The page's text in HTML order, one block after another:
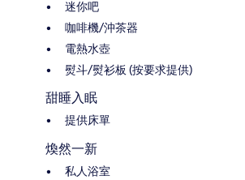
迷你吧
咖啡機/沖茶器
電熱水壺
熨斗/熨衫板 (按要求提供)
甜睡入眠
提供床單
煥然一新
私人浴室